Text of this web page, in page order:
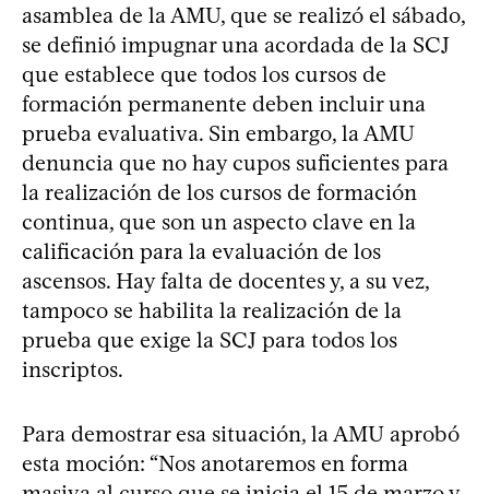
asamblea de la AMU, que se realizó el sábado,
se definió impugnar una acordada de la SCJ
que establece que todos los cursos de
formación permanente deben incluir una
prueba evaluativa. Sin embargo, la AMU
denuncia que no hay cupos suficientes para
la realización de los cursos de formación
continua, que son un aspecto clave en la
calificación para la evaluación de los
ascensos. Hay falta de docentes y, a su vez,
tampoco se habilita la realización de la
prueba que exige la SCJ para todos los
inscriptos.
Para demostrar esa situación, la AMU aprobó
esta moción: “Nos anotaremos en forma